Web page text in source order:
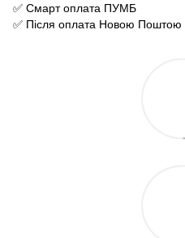
✅ Смарт оплата ПУМБ
✅ Після оплата Новою Поштою